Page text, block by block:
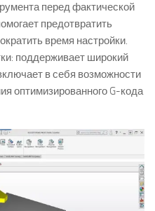
перед фактической
предотвратить
время настройки.
поддерживает широкий
в себя возможности
оптимизированного G-кода